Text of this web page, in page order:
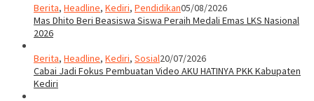
Berita, Headline, Kediri, Pendidikan05/08/2026
Mas Dhito Beri Beasiswa Siswa Peraih Medali Emas LKS Nasional
2026
Berita, Headline, Kediri, Sosial20/07/2026
Cabai Jadi Fokus Pembuatan Video AKU HATINYA PKK Kabupaten
Kediri